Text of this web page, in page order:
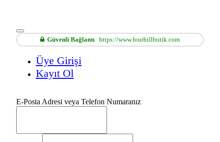
Güvenli Bağlantı https://www.fourhillbutik.com
Üye Girişi
Kayıt Ol
E-Posta Adresi veya Telefon Numaranız